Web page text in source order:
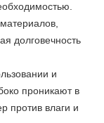
долговечность
и
проникают в
против влаги и